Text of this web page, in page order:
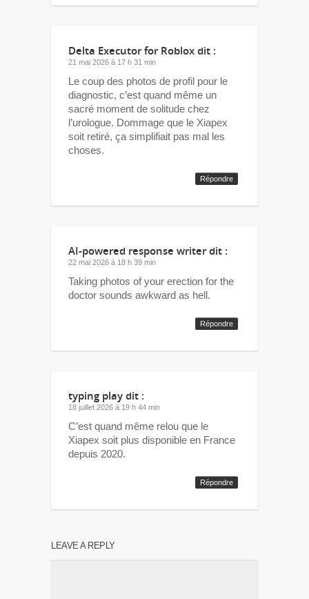
Delta Executor for Roblox dit :
21 mai 2026 à 17 h 31 min
Le coup des photos de profil pour le
diagnostic, c’est quand même un
sacré moment de solitude chez
l’urologue. Dommage que le Xiapex
soit retiré, ça simplifiait pas mal les
choses.
Répondre
AI-powered response writer dit :
22 mai 2026 à 18 h 39 min
Taking photos of your erection for the
doctor sounds awkward as hell.
Répondre
typing play dit :
18 juillet 2026 à 19 h 44 min
C’est quand même relou que le
Xiapex soit plus disponible en France
depuis 2020.
Répondre
LEAVE A REPLY